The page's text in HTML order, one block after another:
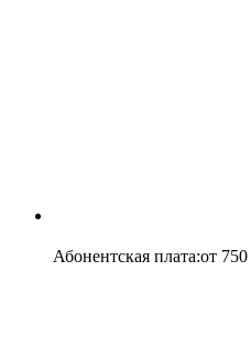
Абонентская плата:от 750